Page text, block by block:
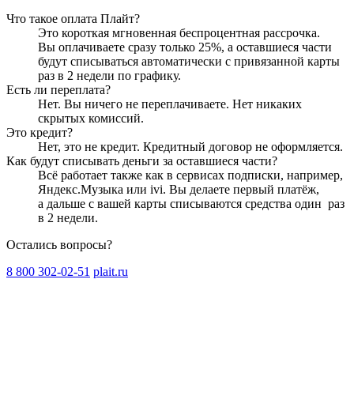
Что такое оплата Плайт?
Это короткая мгновенная беспроцентная рассрочка.
Вы оплачиваете сразу только 25%, а оставшиеся части
будут списываться автоматически с привязанной карты
раз в 2 недели по графику.
Есть ли переплата?
Нет. Вы ничего не переплачиваете. Нет никаких
скрытых комиссий.
Это кредит?
Нет, это не кредит. Кредитный договор не оформляется.
Как будут списывать деньги за оставшиеся части?
Всё работает также как в сервисах подписки, например,
Яндекс.Музыка или ivi. Вы делаете первый платёж,
а дальше с вашей карты списываются средства один раз
в 2 недели.
Остались вопросы?
8 800 302-02-51 plait.ru